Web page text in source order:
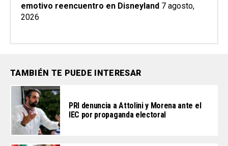
emotivo reencuentro en Disneyland 7 agosto,
2026
TAMBIÉN TE PUEDE INTERESAR
PRI denuncia a Attolini y Morena ante el
IEC por propaganda electoral